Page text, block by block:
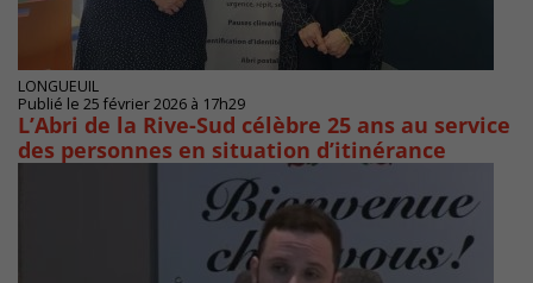
LONGUEUIL
Publié le 25 février 2026 à 17h29
L’Abri de la Rive-Sud célèbre 25 ans au service
des personnes en situation d’itinérance